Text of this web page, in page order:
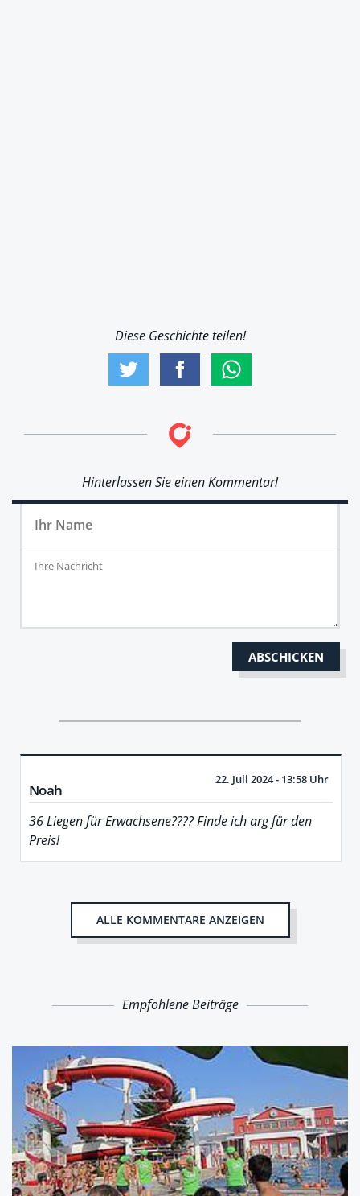
Diese Geschichte teilen!
Hinterlassen Sie einen Kommentar!
Noah
22. Juli 2024 - 13:58 Uhr
36 Liegen für Erwachsene???? Finde ich arg für den
Preis!
ALLE KOMMENTARE ANZEIGEN
Empfohlene Beiträge